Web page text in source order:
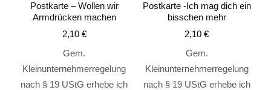
Postkarte – Wollen wir
Armdrücken machen
2,10 €
Gem.
Kleinunternehmerregelung
nach § 19 UStG erhebe ich
Postkarte -Ich mag dich ein
bisschen mehr
2,10€
Gem.
Kleinunternehmerregelung
nach § 19 UStG erhebe ich